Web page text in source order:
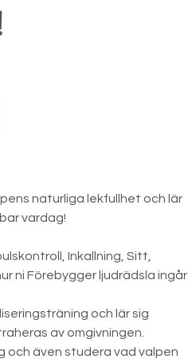
naturliga lekfullhet och lär
vardag!
Inkallning, Sitt,
ni Förebygger ljudrädsla ingår.
och lär sig
av omgivningen.
och även studera vad valpen